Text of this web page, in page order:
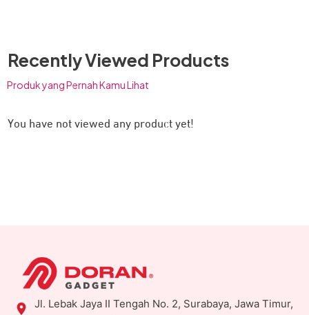
Recently Viewed Products
Produk yang Pernah Kamu Lihat
You have not viewed any product yet!
Jl. Lebak Jaya II Tengah No. 2, Surabaya, Jawa Timur,